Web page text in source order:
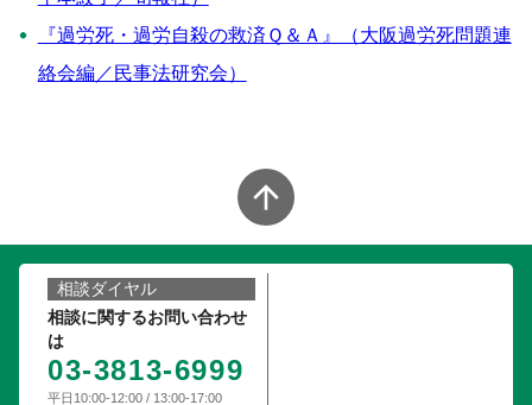
『過労死・過労自殺の救済Ｑ＆Ａ』（大阪過労死問題連
絡会編／民事法研究会）
arrow_upward
相談ダイヤル
相談に関するお問い合わせ
は
03-3813-6999
平日10:00-12:00 / 13:00-17:00